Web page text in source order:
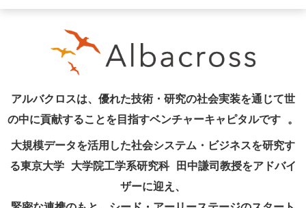
アルバクロスは、優れた技術・研究の社会実装を通じて世
の中に貢献することを目指すベンチャーキャピタルです 。
大規模データを活用した社会システム・ビジネスを研究す
る東京大学 大学院工学系研究科 田中謙司教授をアドバイ
ザーに迎え、